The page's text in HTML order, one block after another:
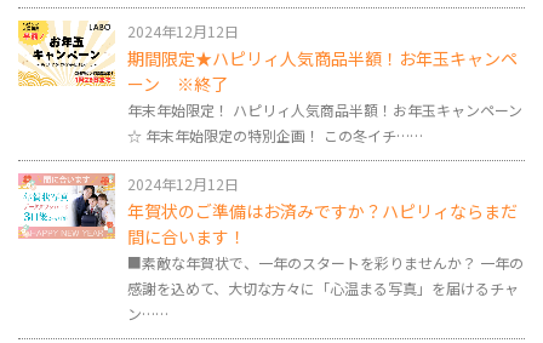
2024年12月12日
期間限定★ハピリィ人気商品半額！お年玉キャンペ
ーン ※終了
年末年始限定！ ハピリィ人気商品半額！お年玉キャンペーン
☆ 年末年始限定の特別企画！ この冬イチ……
2024年12月12日
年賀状のご準備はお済みですか？ハピリィならまだ
間に合います！
■素敵な年賀状で、一年のスタートを彩りませんか？ 一年の
感謝を込めて、大切な方々に「心温まる写真」を届けるチャ
ン……